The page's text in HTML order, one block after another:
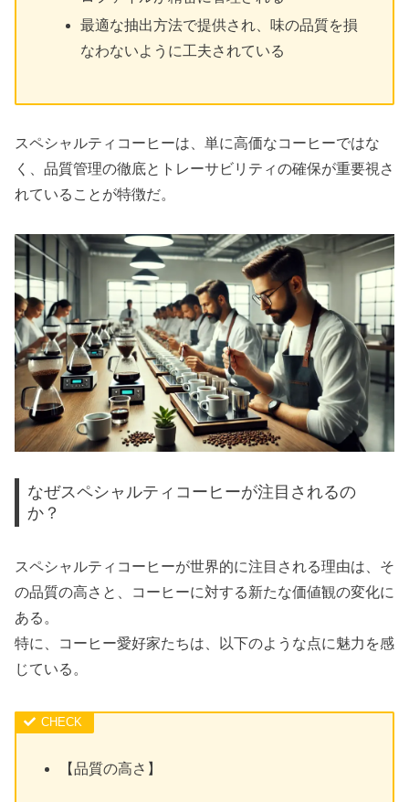
最適な抽出方法で提供され、味の品質を損
なわないように工夫されている
スペシャルティコーヒーは、単に高価なコーヒーではな
く、品質管理の徹底とトレーサビリティの確保が重要視さ
れていることが特徴だ。
なぜスペシャルティコーヒーが注目されるの
か？
スペシャルティコーヒーが世界的に注目される理由は、そ
の品質の高さと、コーヒーに対する新たな価値観の変化に
ある。
特に、コーヒー愛好家たちは、以下のような点に魅力を感
じている。
【品質の高さ】